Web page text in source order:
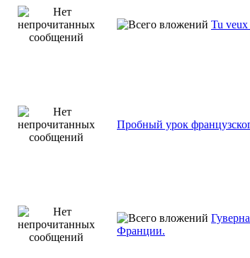
Tu veux
Пробный урок
Франции.